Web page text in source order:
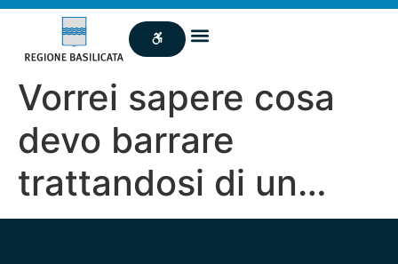
Vorrei sapere cosa
devo barrare
trattandosi di un…